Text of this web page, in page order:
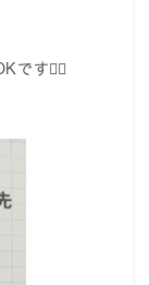
です🙆‍♀️